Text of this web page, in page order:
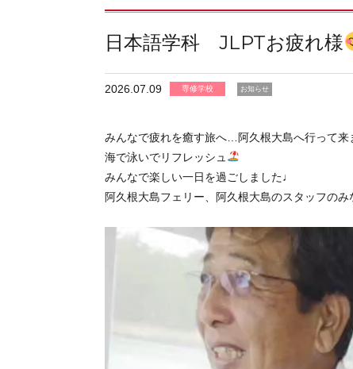
日本語学科 JLPTお疲れ様
2026.07.09 専修学校 お知らせ
みんなで疲れを癒す旅へ…阿久根大島へ行って来
海で泳いでリフレッシュ
みんなで楽しい一日を過ごしました♩
阿久根大島フェリー、阿久根大島のスタッフの